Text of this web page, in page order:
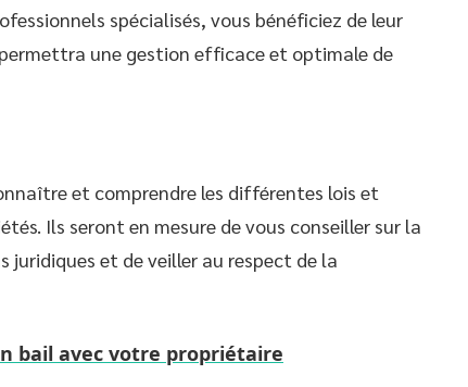
spécialisés, vous bénéficiez de leur
une gestion efficace et optimale de
et comprendre les différentes lois et
Ils seront en mesure de vous conseiller sur la
juridiques et de veiller au respect de la
bail avec votre propriétaire